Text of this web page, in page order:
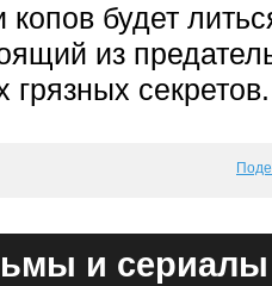
копов будет
из
секретов.
и сериалы